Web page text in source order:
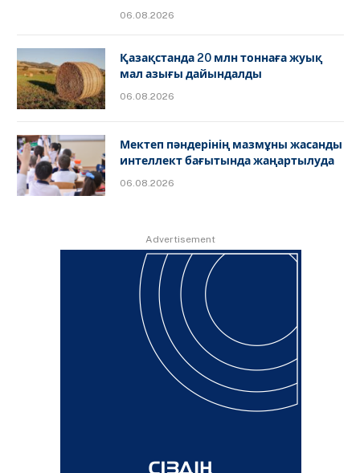
06.08.2026
Қазақстанда 20 млн тоннаға жуық
мал азығы дайындалды
06.08.2026
Мектеп пәндерінің мазмұны жасанды
интеллект бағытында жаңартылуда
06.08.2026
Advertisement